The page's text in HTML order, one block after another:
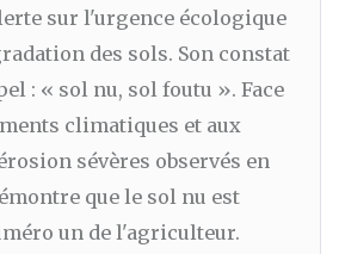
sur l'urgence écologique
des sols. Son constat
: « sol nu, sol foutu ». Face
climatiques et aux
sévères observés en
que le sol nu est
un de l'agriculteur.